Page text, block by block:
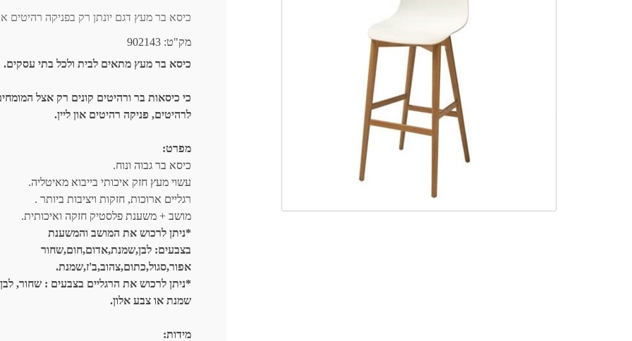
כיסא בר מעץ דגם יונתן רק בפניקה רהיטים
מק"ט: 902143
כיסא בר מעץ מתאים לבית ולכל בתי עסקים.
כי כיסאות בר ורהיטים קונים רק אצל
לרהיטים, פניקה רהיטים און ליין.
מפרט:
כיסא בר גבוה ונוח.
עשוי מעץ חזק איכותי בייבוא מאיטליה.
רגליים ארוכות, חזקות ויציבות ביותר .
מושב + משענת פלסטיק חזקה ואיכותית.
*ניתן לרכוש את המושב והמשענת
בצבעים: לבן,שמנת,אדום,חום,שחור
אפור,סגול,כתום,צהוב,ב'ז,שמנת.
*ניתן לרכוש את הרגליים בצבעים : שחור,
שמנת או צבע אלון.
מידות: